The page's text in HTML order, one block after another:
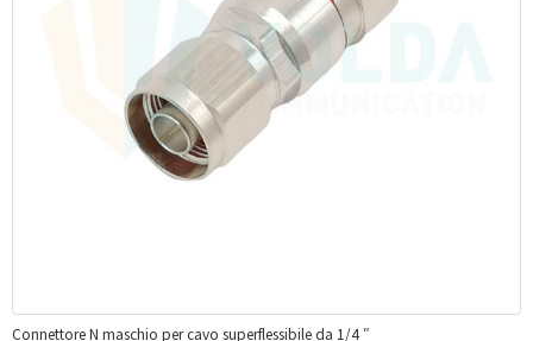
Connettore N maschio per cavo superflessibile da 1/4 ″